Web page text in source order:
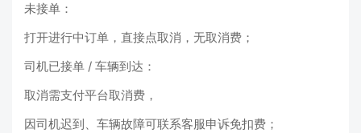
未接单：
打开进行中订单，直接点取消，无取消费；
司机已接单 / 车辆到达：
取消需支付平台取消费，
因司机迟到、车辆故障可联系客服申诉免扣费；